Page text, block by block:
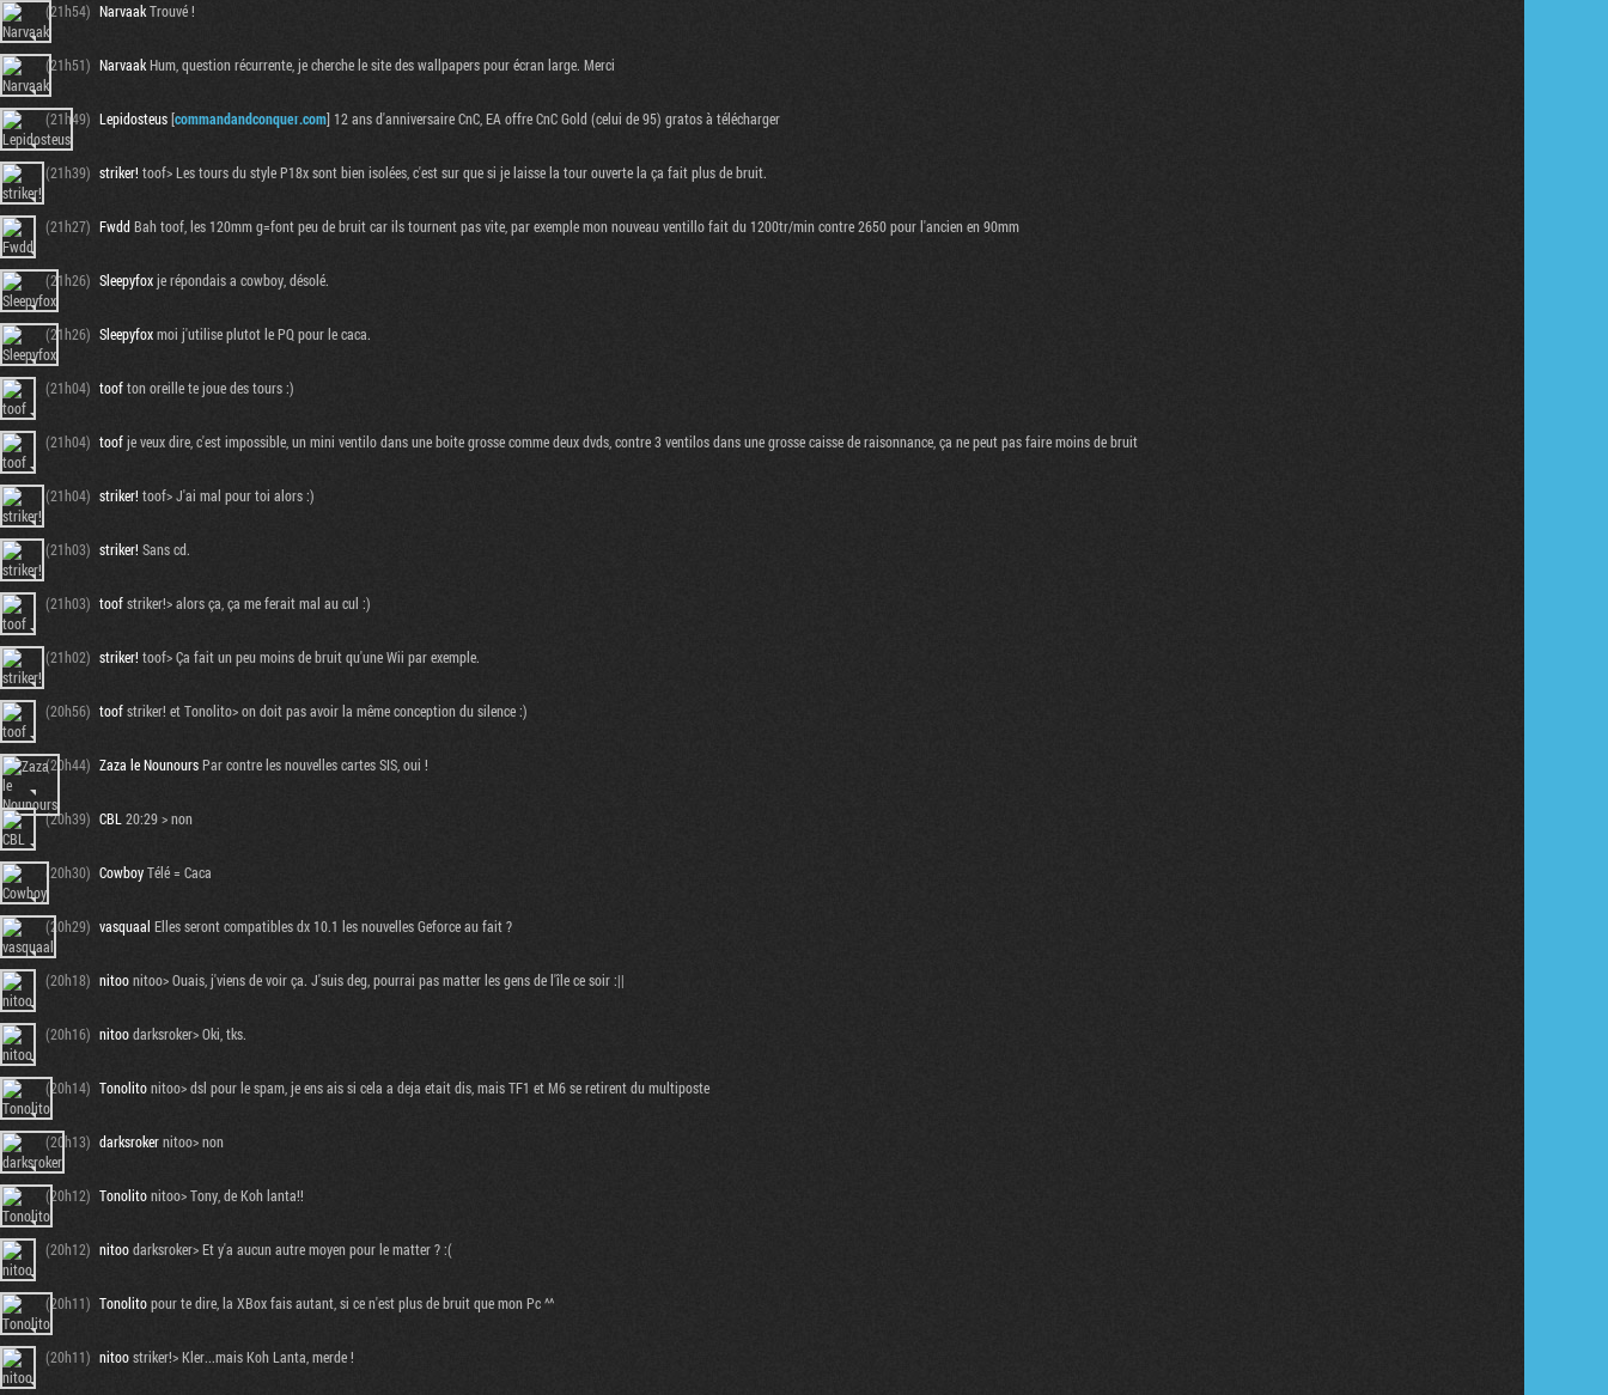
(21h54) NarvaakTrouvé !
(21h51) NarvaakHum, question récurrente, je cherche le site des wallpapers pour écran large. Merci
(21h49) Lepidosteus[commandandconquer.com] 12 ans d'anniversaire CnC, EA offre CnC Gold (celui de 95) gratos à télécharger
(21h39) striker! toof> Les tours du style P18x sont bien isolées, c'est sur que si je laisse la tour ouverte la ça fait plus de bruit.
(21h27) FwddBah toof, les 120mm g=font peu de bruit car ils tournent pas vite, par exemple mon nouveau ventillo fait du 1200tr/min contre 2650 pour l'ancien en 90mm
(21h26) Sleepyfoxje répondais a cowboy, désolé.
(21h26) Sleepyfoxmoi j'utilise plutot le PQ pour le caca.
(21h04) toofton oreille te joue des tours :)
(21h04) toofje veux dire, c'est impossible, un mini ventilo dans une boite grosse comme deux dvds, contre 3 ventilos dans une grosse caisse de raisonnance, ça ne peut pas faire moins de bruit
(21h04) striker! toof> J'ai mal pour toi alors :)
(21h03) striker! Sans cd.
(21h03) toofstriker!> alors ça, ça me ferait mal au cul :)
(21h02) striker! toof> Ça fait un peu moins de bruit qu'une Wii par exemple.
(20h56) toofstriker! et Tonolito> on doit pas avoir la même conception du silence :)
(20h44) Zaza le NounoursPar contre les nouvelles cartes SIS, oui !
(20h39) CBL 20:29 > non
(20h30) CowboyTélé = Caca
(20h29) vasquaal Elles seront compatibles dx 10.1 les nouvelles Geforce au fait ?
(20h18) nitoonitoo> Ouais, j'viens de voir ça. J'suis deg, pourrai pas matter les gens de l'île ce soir :||
(20h16) nitoodarksroker> Oki, tks.
(20h14) Tonolitonitoo> dsl pour le spam, je ens ais si cela a deja etait dis, mais TF1 et M6 se retirent du multiposte
(20h13) darksrokernitoo> non
(20h12) Tonolitonitoo> Tony, de Koh lanta!!
(20h12) nitoodarksroker> Et y'a aucun autre moyen pour le matter ? :(
(20h11) Tonolitopour te dire, la XBox fais autant, si ce n'est plus de bruit que mon Pc ^^
(20h11) nitoostriker!> Kler...mais Koh Lanta, merde !